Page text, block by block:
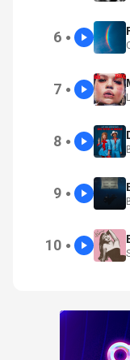
6 ●
7 ●
8 ●
9 ●
10 ●